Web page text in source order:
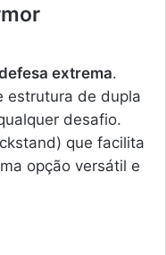
extrema.
estrutura de dupla
desafio.
que facilita
opção versátil e